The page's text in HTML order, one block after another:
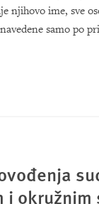
njihovo ime, sve
samo po
i okružnim